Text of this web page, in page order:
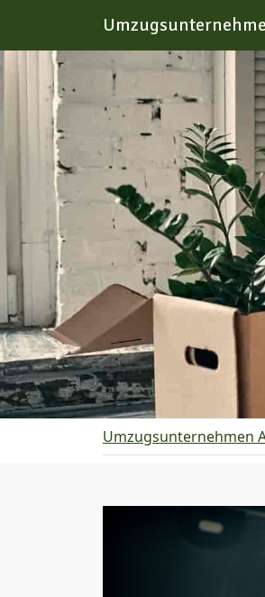
Umzugsunternehmen